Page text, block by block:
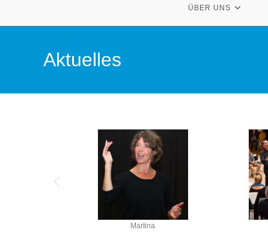
ÜBER UNS
Aktuelles
Rainer 2022